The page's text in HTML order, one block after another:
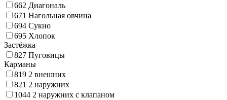
662 Диагональ
671 Нагольная овчина
694 Сукно
695 Хлопок
Застёжка
827 Пуговицы
Карманы
819 2 внешних
821 2 наружних
1044 2 наружних с клапаном